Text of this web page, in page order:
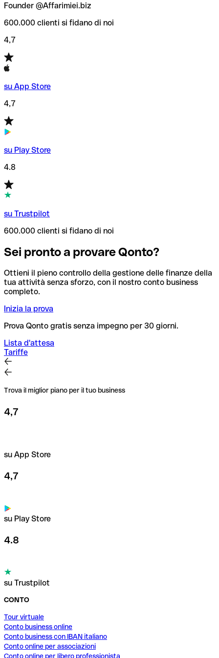
Founder @Affarimiei.biz
600.000 clienti si fidano di noi
4,7
su App Store
4,7
su Play Store
4.8
su Trustpilot
600.000 clienti si fidano di noi
Sei pronto a provare Qonto?
Ottieni il pieno controllo della gestione delle finanze della
tua attività senza sforzo, con il nostro conto business
completo.
Inizia la prova
Prova Qonto gratis senza impegno per 30 giorni.
Lista d'attesa
Tariffe
Trova il miglior piano per il tuo business
4,7
su App Store
4,7
su Play Store
4.8
su Trustpilot
CONTO
Tour virtuale
Conto business online
Conto business con IBAN italiano
Conto online per associazioni
Conto online per libero professionista